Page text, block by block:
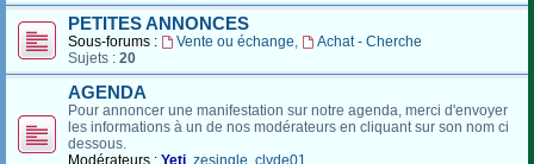
PETITES ANNONCES
Sous-forums : Vente ou échange,
Achat - Cherche
Sujets : 20
AGENDA
Pour annoncer une manifestation sur notre agenda, merci d'envoyer
les informations à un de nos modérateurs en cliquant sur son nom ci
dessous.
Modérateurs : Yeti, zesingle, clyde01